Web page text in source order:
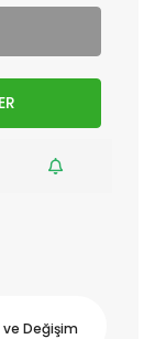
ve Değişim